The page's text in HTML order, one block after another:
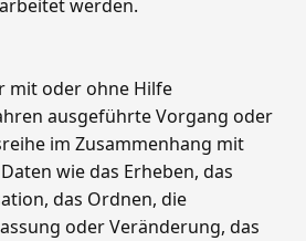
werden.
mit oder ohne Hilfe
ausgeführte Vorgang oder
im Zusammenhang mit
wie das Erheben, das
das Ordnen, die
oder Veränderung, das